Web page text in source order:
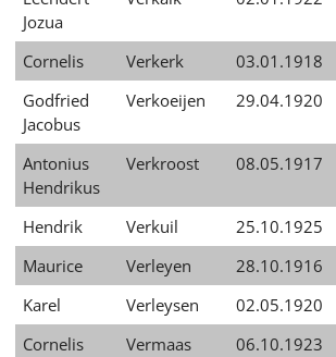
Jozua
Cornelis Verkerk 03.01.1918
Godfried
Jacobus
Verkoeijen 29.04.1920
Antonius
Hendrikus
Verkroost 08.05.1917
Hendrik Verkuil 25.10.1925
Maurice
Verleyen 28.10.1916
Karel
Verleysen 02.05.1920
Cornelis
Vermaas 06.10.1923